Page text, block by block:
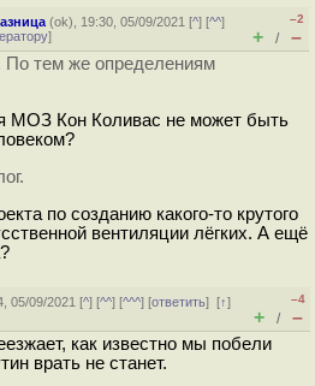
(ok), 19:30, 05/09/2021 [^] [^^]
]
–2
+ / –
По тем же определениям
МОЗ Кон Коливас не может быть
по созданию какого-то крутого
вентиляции лёгких. А ещё
05/09/2021 [^] [^^] [^^^] [ответить][↑]
–4
+ / –
как известно мы побели
врать не станет.